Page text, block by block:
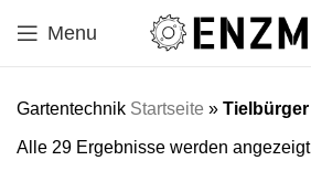
Menu
Gartentechnik Startseite » Tielbürger
Alle 29 Ergebnisse werden angezeigt